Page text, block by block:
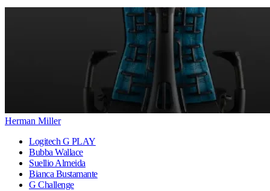
Herman Miller
Logitech G PLAY
Bubba Wallace
Suellio Almeida
Bianca Bustamante
G Challenge